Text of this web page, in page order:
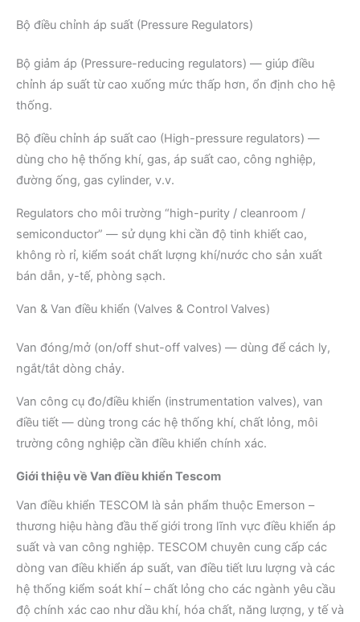
Bộ điều chỉnh áp suất (Pressure Regulators)
Bộ giảm áp (Pressure-reducing regulators) — giúp điều
chỉnh áp suất từ cao xuống mức thấp hơn, ổn định cho hệ
thống.
Bộ điều chỉnh áp suất cao (High-pressure regulators) —
dùng cho hệ thống khí, gas, áp suất cao, công nghiệp,
đường ống, gas cylinder, v.v.
Regulators cho môi trường “high-purity / cleanroom /
semiconductor” — sử dụng khi cần độ tinh khiết cao,
không rò rỉ, kiểm soát chất lượng khí/nước cho sản xuất
bán dẫn, y-tế, phòng sạch.
Van & Van điều khiển (Valves & Control Valves)
Van đóng/mở (on/off shut-off valves) — dùng để cách ly,
ngắt/tắt dòng chảy.
Van công cụ đo/điều khiển (instrumentation valves), van
điều tiết — dùng trong các hệ thống khí, chất lỏng, môi
trường công nghiệp cần điều khiển chính xác.
Giới thiệu về Van điều khiển Tescom
Van điều khiển TESCOM là sản phẩm thuộc Emerson –
thương hiệu hàng đầu thế giới trong lĩnh vực điều khiển áp
suất và van công nghiệp. TESCOM chuyên cung cấp các
dòng van điều khiển áp suất, van điều tiết lưu lượng và các
hệ thống kiểm soát khí – chất lỏng cho các ngành yêu cầu
độ chính xác cao như dầu khí, hóa chất, năng lượng, y tế và